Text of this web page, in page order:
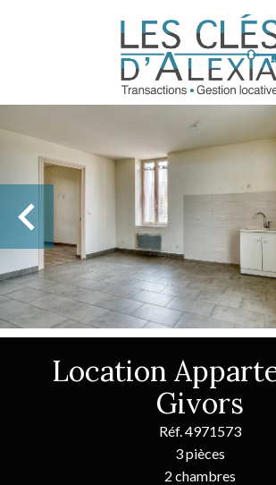
Location
Givors
Réf. 4971573
3 pièces
2 chambres